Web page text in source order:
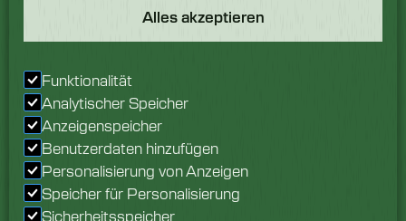
Alles akzeptieren
Funktionalität
Analytischer Speicher
Anzeigenspeicher
Benutzerdaten hinzufügen
Personalisierung von Anzeigen
Speicher für Personalisierung
Sicherheitsspeicher
von Ihnen zu hören.
heute mit unserem
Team.
Erkundigen Sie sich jetzt